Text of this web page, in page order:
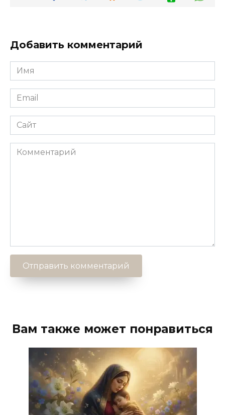
Добавить комментарий
Имя
*
Email
*
Сайт
Комментарий
Вам также может понравиться